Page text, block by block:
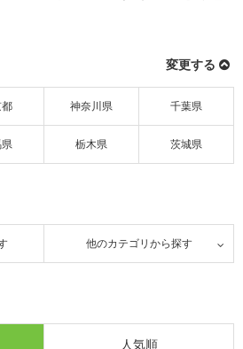
変更する
神奈川県 千葉県
栃木県 茨城県
他のカテゴリから探す
人気順